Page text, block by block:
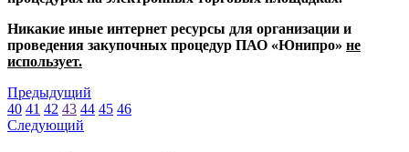
Никакие иные интернет ресурсы для организации и
проведения закупочных процедур ПАО «Юнипро» не
использует.
Предыдущий
40 41 42 43 44 45 46
Следующий